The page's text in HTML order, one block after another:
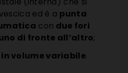
ed è a punta
con due fori
di fronte all’altro;
volume variabile.